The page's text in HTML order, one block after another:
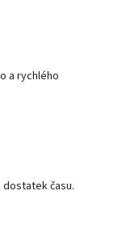
a rychlého
dostatek času.